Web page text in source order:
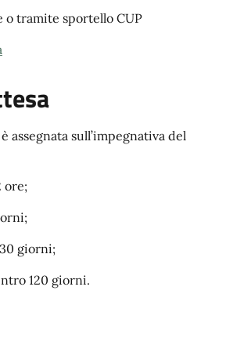
o tramite sportello CUP
assegnata sull’impegnativa del
ore;
giorni;
120 giorni.